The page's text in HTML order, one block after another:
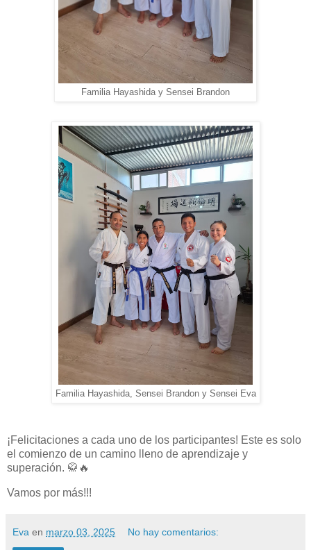
Familia Hayashida y Sensei Brandon
Familia Hayashida, Sensei Brandon y Sensei Eva
¡Felicitaciones a cada uno de los participantes! Este es solo
el comienzo de un camino lleno de aprendizaje y
superación. 🥋🔥
Vamos por más!!!
Eva en marzo 03, 2025 No hay comentarios: